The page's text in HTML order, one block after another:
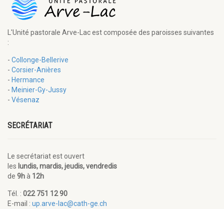
L'Unité pastorale Arve-Lac est composée des paroisses suivantes
:
- Collonge-Bellerive
- Corsier-Anières
- Hermance
- Meinier-Gy-Jussy
- Vésenaz
SECRÉTARIAT
Le secrétariat est ouvert
les lundis, mardis, jeudis, vendredis
de 9hà 12h
Tél. : 022 751 12 90
E-mail : up.arve-lac@cath-ge.ch